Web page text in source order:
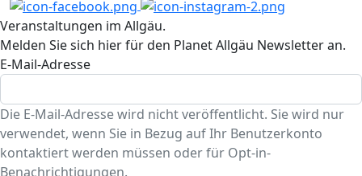
Veranstaltungen im Allgäu.
Melden Sie sich hier für den Planet Allgäu Newsletter an.
E-Mail-Adresse
Die E-Mail-Adresse wird nicht veröffentlicht. Sie wird nur
verwendet, wenn Sie in Bezug auf Ihr Benutzerkonto
kontaktiert werden müssen oder für Opt-in-
Benachrichtigungen.